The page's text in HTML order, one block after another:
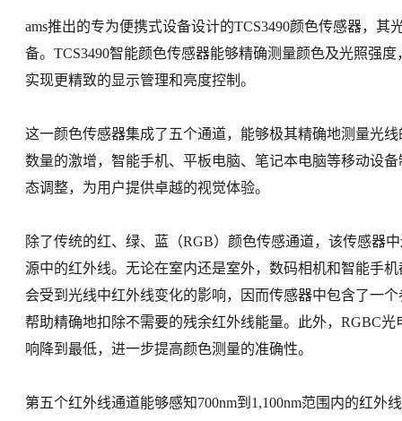
ams推出的专为便携式设备设计的TCS3490颜色传感器，
备。TCS3490智能颜色传感器能够精确测量颜色及光照强
实现更精致的显示管理和亮度控制。
这一颜色传感器集成了五个通道，能够极其精确地测量光
数量的激增，智能手机、平板电脑、笔记本电脑等移动设
态调整，为用户提供卓越的视觉体验。
除了传统的红、绿、蓝（RGB）颜色传感通道，该传感器
源中的红外线。无论在室内还是室外，数码相机和智能手
会受到光线中红外线变化的影响，因而传感器中包含了一
帮助精确地扣除不需要的残余红外线能量。此外，RGBC
响降到最低，进一步提高颜色测量的准确性。
第五个红外线通道能够感知700nm到1,100nm范围内的红